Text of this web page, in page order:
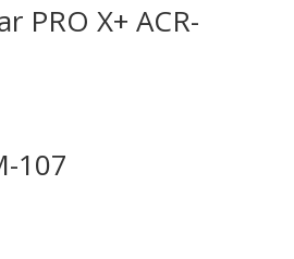
PRO X+ ACR-
107